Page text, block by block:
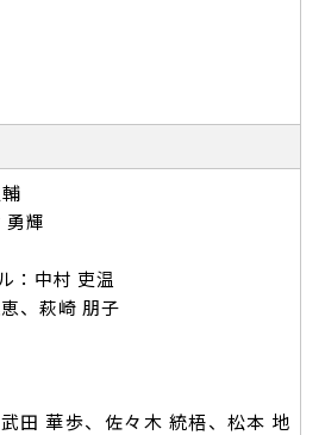
勇輝
：中村 吏温
、萩崎 朋子
田 華歩、佐々木 統梧、松本 地